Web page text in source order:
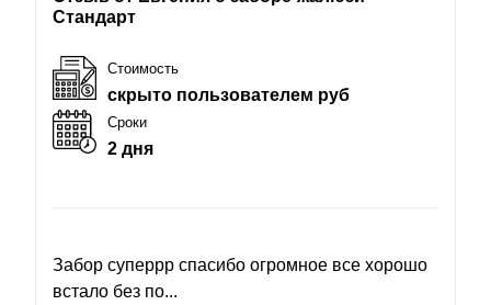
Стандарт
Стоимость
скрыто пользователем руб
Сроки
2 дня
Забор суперрр спасибо огромное все хорошо
встало без по...